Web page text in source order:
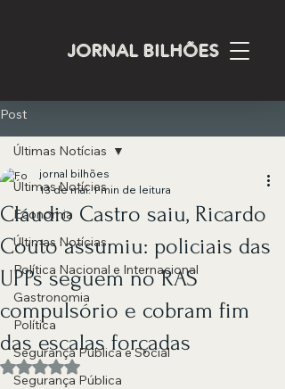
JORNAL BILHÕES
Post
Últimas Notícias
Economia
Últimas Notícias
Política Nacional e Internacional
Gastronomia
Política
Segurança Pública e Social
Segurança Pública
Últimas Notícias
Cláudio Castro saiu, Ricardo
Couto assumiu: policiais das
UPPs seguem no RAS
compulsório e cobram fim
das escalas forçadas
jornal bilhões
13 de mai. 1 min de leitura
Avaliado com NaN de 5 estrelas.